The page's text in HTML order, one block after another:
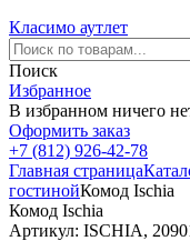
Класимо аутлет
Поиск
Избранное
В избранном ничего
Оформить заказ
+7 (812) 926-42-78
Главная страница
гостинойКомод Ischia
Комод Ischia
Артикул: ISCHIA,